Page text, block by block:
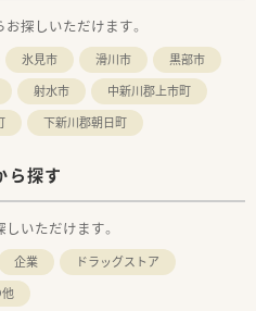
探しいただけます。
氷見市 滑川市
黒部市
射水市
中新川郡上市町
下新川郡朝日町
ら探す
いただけます。
企業
ドラッグストア